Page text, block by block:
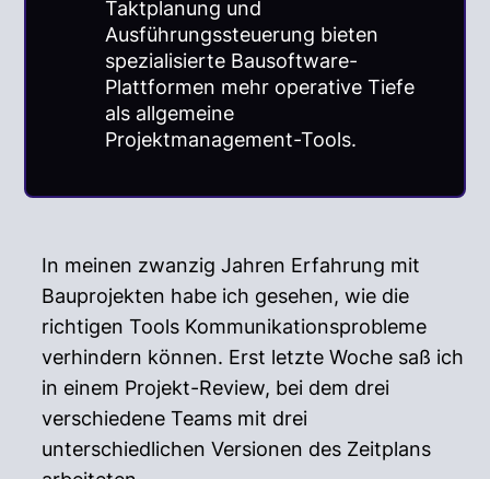
Taktplanung und
Ausführungssteuerung bieten
spezialisierte Bausoftware-
Plattformen mehr operative Tiefe
als allgemeine
Projektmanagement-Tools.
In meinen zwanzig Jahren Erfahrung mit
Bauprojekten habe ich gesehen, wie die
richtigen Tools Kommunikationsprobleme
verhindern können. Erst letzte Woche saß ich
in einem Projekt-Review, bei dem drei
verschiedene Teams mit drei
unterschiedlichen Versionen des Zeitplans